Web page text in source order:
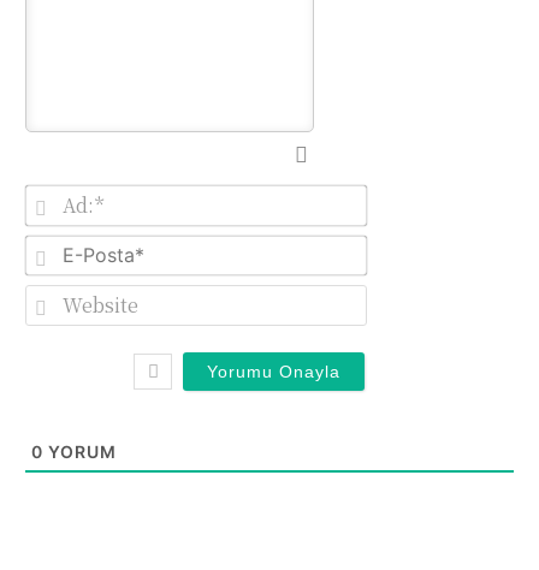
Ad:*
E-
0 YORUM